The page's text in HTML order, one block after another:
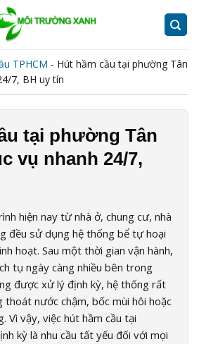
TPHCM - Hút hầm cầu tại phường Tân
7, BH uy tín
tại phường Tân
vụ nhanh 24/7,
hiện nay từ nhà ở, chung cư, nhà
đều sử dụng hệ thống bể tự hoại
hoạt. Sau một thời gian vận hành,
tụ ngày càng nhiều bên trong
được xử lý định kỳ, hệ thống rất
thoát nước chậm, bốc mùi hôi hoặc
Vì vậy, việc hút hầm cầu tại
kỳ là nhu cầu tất yếu đối với mọi